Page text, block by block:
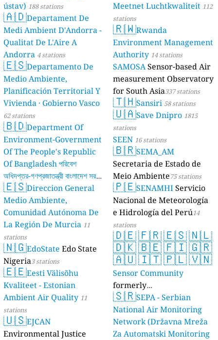
ústav) 188 stations
🇦🇩Departament De
Medi Ambient D'Andorra -
Qualitat De L'Aire A
Andorra 4 stations
🇪🇸Departamento De
Medio Ambiente,
Planificación Territorial Y
Vivienda · Gobierno Vasco
62 stations
🇧🇩Department Of
Environment-Government
Of The People's Republic
Of Bangladesh পরিবেশ
অধিদপ্তর-গণপ্রজাতন্ত্রী বাংলাদেশ সরকার
17 stations
🇪🇸Direccion General
Medio Ambiente,
Comunidad Autónoma De
La Región De Murcia 11
stations
🇳🇬EdoState Edo State
Nigeria3 stations
🇪🇪Eesti Välisõhu
Kvaliteet - Estonian
Ambient Air Quality 11
stations
🇺🇸EJCAN
Environmental Justice
Meetnet Luchtkwaliteit 112
stations
🇷🇼Rwanda
Environment Management
Authority 14 stations
SAMOSASensor-based Air
measurement Observatory
for South Asia337 stations
🇹🇭Sansiri 58 stations
🇺🇦Save Dnipro 1815
stations
SEEN 16 stations
🇧🇷SEMA_AM
Secretaria de Estado de
Meio Ambiente75 stations
🇵🇪SENAMHIServicio
Nacional de Meteorología
e Hidrología del Perú14
stations
🇩🇪🇫🇷🇪🇸🇳🇱
🇩🇰🇧🇪🇫🇮🇬🇷
🇦🇺🇮🇹🇵🇱🇻🇳
Sensor Community
formerly
luftdaten.info35811 stations
🇸🇷SEPA - Serbian
National Air Monitoring
Network (Državna Mreža
Za Automatski Monitoring